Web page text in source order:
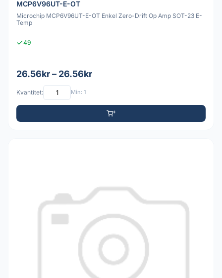
MCP6V96UT-E-OT
Microchip MCP6V96UT-E-OT Enkel Zero-Drift Op Amp SOT-23 E-
Temp
49
26.56kr – 26.56kr
Kvantitet: Min: 1